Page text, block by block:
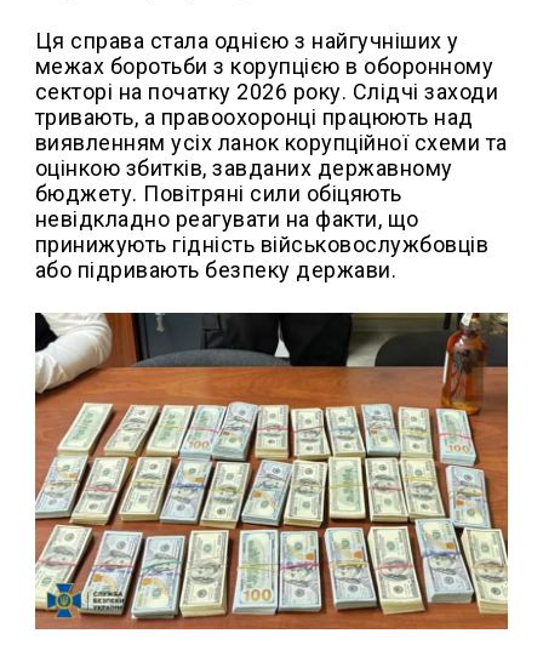
Ця справа стала однією з найгучніших у
межах боротьби з корупцією в оборонному
секторі на початку 2026 року. Слідчі заходи
тривають, а правоохоронці працюють над
виявленням усіх ланок корупційної схеми та
оцінкою збитків, завданих державному
бюджету. Повітряні сили обіцяють
невідкладно реагувати на факти, що
принижують гідність військовослужбовців
або підривають безпеку держави.